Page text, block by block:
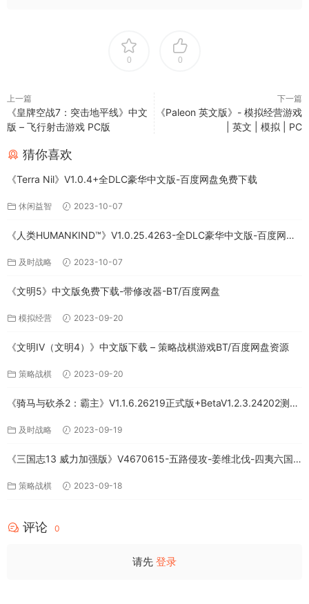
0 0
上一篇
《皇牌空战7：突击地平线》中文
版 – 飞行射击游戏 PC版
下一篇
《Paleon 英文版》- 模拟经营游戏
| 英文 | 模拟 | PC
猜你喜欢
《Terra Nil》V1.0.4+全DLC豪华中文版-百度网盘免费下载
休闲益智 2023-10-07
《人类HUMANKIND™》V1.0.25.4263-全DLC豪华中文版-百度网盘
及时战略 2023-10-07
《文明5》中文版免费下载-带修改器-BT/百度网盘
模拟经营 2023-09-20
《文明IV（文明4）》中文版下载 – 策略战棋游戏BT/百度网盘资源
策略战棋 2023-09-20
《骑马与砍杀2：霸主》V1.1.6.26219正式版+BetaV1.2.3.24202测试
及时战略 2023-09-19
《三国志13 威力加强版》V4670615-五路侵攻-姜维北伐-四夷六国
策略战棋 2023-09-18
评论 0
请先 登录